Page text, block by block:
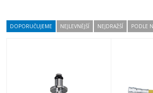
DOPORUČUJEME NEJLEVNĚJŠÍ NEJDRAŽŠÍ PODLE